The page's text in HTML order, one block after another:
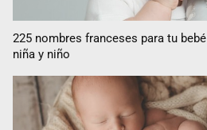
225 nombres franceses para tu
niña y niño